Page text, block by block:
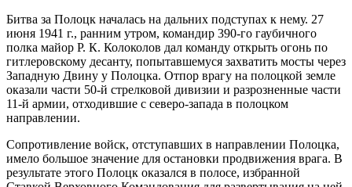
Битва за Полоцк началась на дальних подступах к нему. 27
июня 1941 г., ранним утром, командир 390-го гаубичного
полка майор Р. К. Колоколов дал команду открыть огонь по
гитлеровскому десанту, попытавшемуся захватить мосты через
Западную Двину у Полоцка. Отпор врагу на полоцкой земле
оказали части 50-й стрелковой дивизии и разрозненные части
11-й армии, отходившие с северо-запада в полоцком
направлении.
Сопротивление войск, отступавших в направлении Полоцка,
имело большое значение для остановки продвижения врага. В
результате этого Полоцк оказался в полосе, избранной